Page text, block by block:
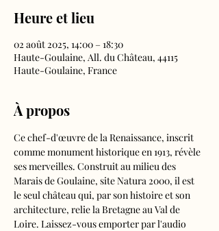
Heure et lieu
02 août 2025, 14:00 – 18:30
Haute-Goulaine, All. du Château, 44115
Haute-Goulaine, France
À propos
Ce chef-d'œuvre de la Renaissance, inscrit
comme monument historique en 1913, révèle
ses merveilles. Construit au milieu des
Marais de Goulaine, site Natura 2000, il est
le seul château qui, par son histoire et son
architecture, relie la Bretagne au Val de
Loire. Laissez-vous emporter par l'audio